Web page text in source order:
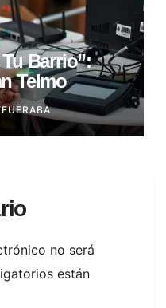
Barrio”:
Telmo
no será
están